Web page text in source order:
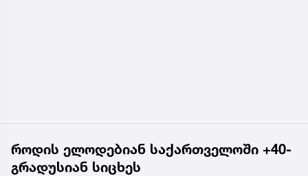
როდის ელოდებიან საქართველოში +40-
გრადუსიან სიცხეს